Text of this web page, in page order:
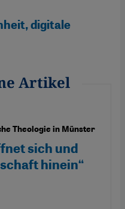
digitale
Artikel
Theologie in Münster
sich und
hinein“